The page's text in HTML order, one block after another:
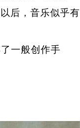
后，音乐似乎有
一般创作手